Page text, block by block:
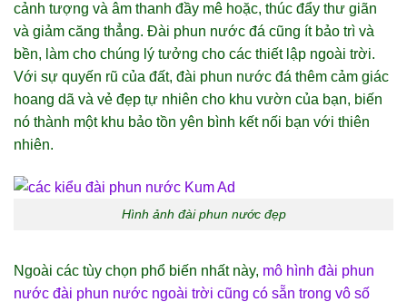
cảnh tượng và âm thanh đầy mê hoặc, thúc đẩy thư giãn
và giảm căng thẳng. Đài phun nước đá cũng ít bảo trì và
bền, làm cho chúng lý tưởng cho các thiết lập ngoài trời.
Với sự quyến rũ của đất, đài phun nước đá thêm cảm giác
hoang dã và vẻ đẹp tự nhiên cho khu vườn của bạn, biến
nó thành một khu bảo tồn yên bình kết nối bạn với thiên
nhiên.
Hình ảnh đài phun nước đẹp
Ngoài các tùy chọn phổ biến nhất này, mô hình đài phun
nước đài phun nước ngoài trời cũng có sẵn trong vô số